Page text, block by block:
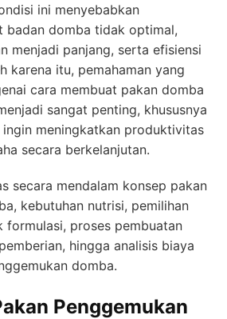
ini menyebabkan
badan domba tidak optimal,
menjadi panjang, serta efisiensi
karena itu, pemahaman yang
cara membuat pakan domba
sangat penting, khususnya
meningkatkan produktivitas
secara berkelanjutan.
secara mendalam konsep pakan
kebutuhan nutrisi, pemilihan
formulasi, proses pembuatan
hingga analisis biaya
domba.
Penggemukan